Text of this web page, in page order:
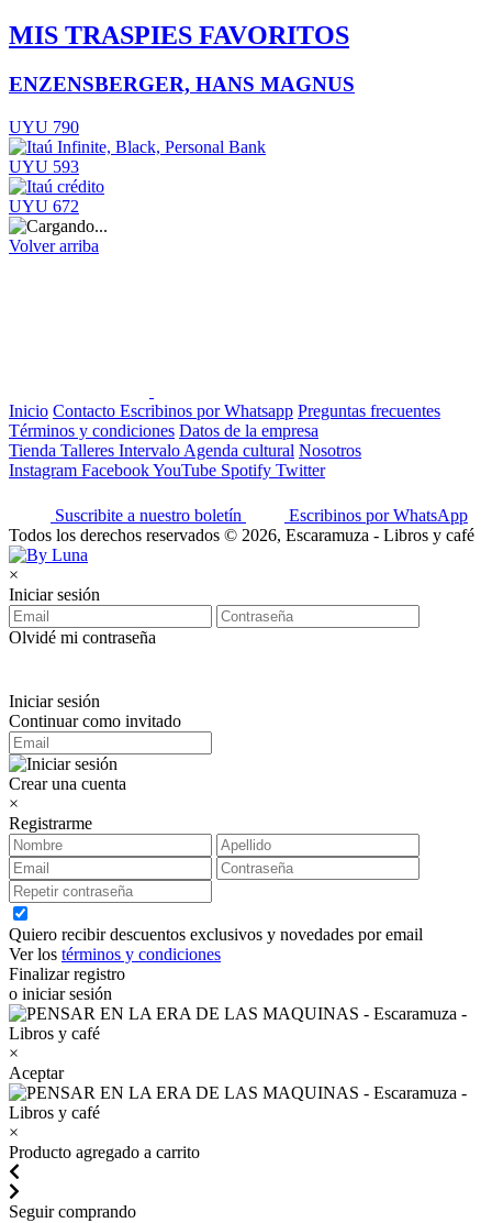
MIS TRASPIES FAVORITOS
ENZENSBERGER, HANS MAGNUS
UYU 790
UYU 593
UYU 672
Volver arriba
Inicio Contacto Escribinos por Whatsapp Preguntas frecuentes
Términos y condiciones Datos de la empresa
Tienda Talleres Intervalo Agenda cultural Nosotros
Instagram FacebookYouTube Spotify Twitter
Suscribite a nuestro boletín
Escribinos por WhatsApp
Todos los derechos reservados © 2026, Escaramuza - Libros y café
×
Iniciar sesión
Olvidé mi contraseña
Iniciar sesión
Continuar como invitado
Crear una cuenta
×
Registrarme
Quiero recibir descuentos exclusivos y novedades por email
Ver los términos y condiciones
Finalizar registro
o iniciar sesión
×
Aceptar
×
Producto agregado a carrito
Seguir comprando